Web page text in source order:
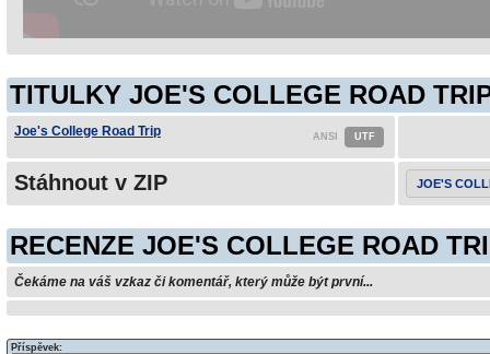
TITULKY JOE'S COLLEGE ROAD
Joe's College Road Trip
Stáhnout v ZIP JOE'S
RECENZE JOE'S COLLEGE ROAD
Čekáme na váš vzkaz či komentář, který může být první...
Příspěvek: